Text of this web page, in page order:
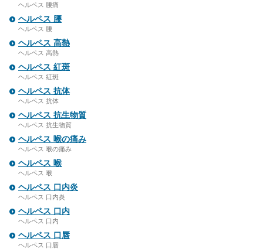
ヘルペス 腰痛
ヘルペス 腰
ヘルペス 腰
ヘルペス 高熱
ヘルペス 高熱
ヘルペス 紅斑
ヘルペス 紅斑
ヘルペス 抗体
ヘルペス 抗体
ヘルペス 抗生物質
ヘルペス 抗生物質
ヘルペス 喉の痛み
ヘルペス 喉の痛み
ヘルペス 喉
ヘルペス 喉
ヘルペス 口内炎
ヘルペス 口内炎
ヘルペス 口内
ヘルペス 口内
ヘルペス 口唇
ヘルペス 口唇